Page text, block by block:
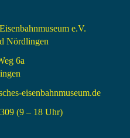
e.V.
Nördlingen
6a
eisenbahnmuseum.de
(9 – 18 Uhr)